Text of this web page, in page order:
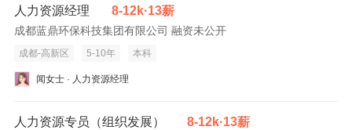
人力资源经理 8-12k·13薪
成都蓝鼎环保科技集团有限公司 融资未公开
成都-高新区 5-10年 本科
闻女士 · 人力资源经理
人力资源专员（组织发展） 8-12k·13薪